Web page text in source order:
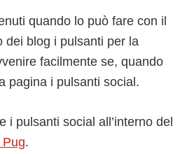
quando lo può fare con il
dei blog i pulsanti per la
facilmente se, quando
pagina i pulsanti social.
i pulsanti social all’interno del
.